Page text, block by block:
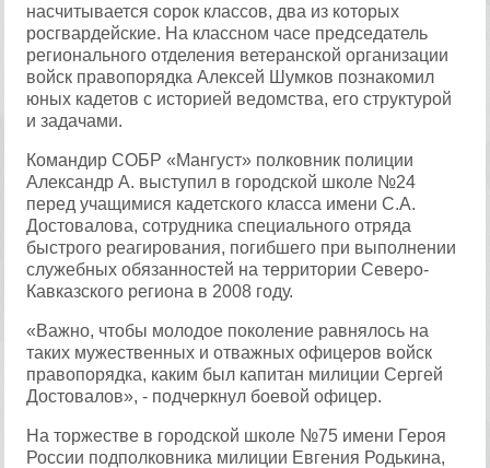
насчитывается сорок классов, два из которых
росгвардейские. На классном часе председатель
регионального отделения ветеранской организации
войск правопорядка Алексей Шумков познакомил
юных кадетов с историей ведомства, его структурой
и задачами.
Командир СОБР «Мангуст» полковник полиции
Александр А. выступил в городской школе №24
перед учащимися кадетского класса имени С.А.
Достовалова, сотрудника специального отряда
быстрого реагирования, погибшего при выполнении
служебных обязанностей на территории Северо-
Кавказского региона в 2008 году.
«Важно, чтобы молодое поколение равнялось на
таких мужественных и отважных офицеров войск
правопорядка, каким был капитан милиции Сергей
Достовалов», - подчеркнул боевой офицер.
На торжестве в городской школе №75 имени Героя
России подполковника милиции Евгения Родькина,